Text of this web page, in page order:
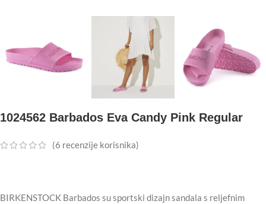
1024562 Barbados Eva Candy Pink Regular
(6 recenzije korisnika)
BIRKENSTOCK Barbados su sportski dizajn sandala s reljefnim